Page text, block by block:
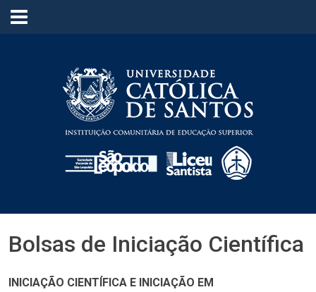
≡
Bolsas de Iniciação Científica
INICIAÇÃO CIENTÍFICA E INICIAÇÃO EM